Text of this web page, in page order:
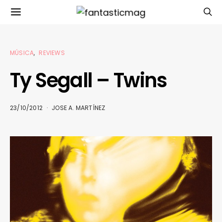
MÚSICA REVIEWS
Ty Segall – Twins
23/10/2012 JOSE A. MARTÍNEZ